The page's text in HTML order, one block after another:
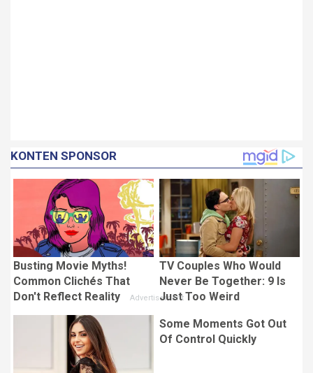
KONTEN SPONSOR
Busting Movie Myths!
Common Clichés That
Don't Reflect Reality
TV Couples Who Would
Never Be Together: 9 Is
Just Too Weird
Some Moments Got Out
Of Control Quickly